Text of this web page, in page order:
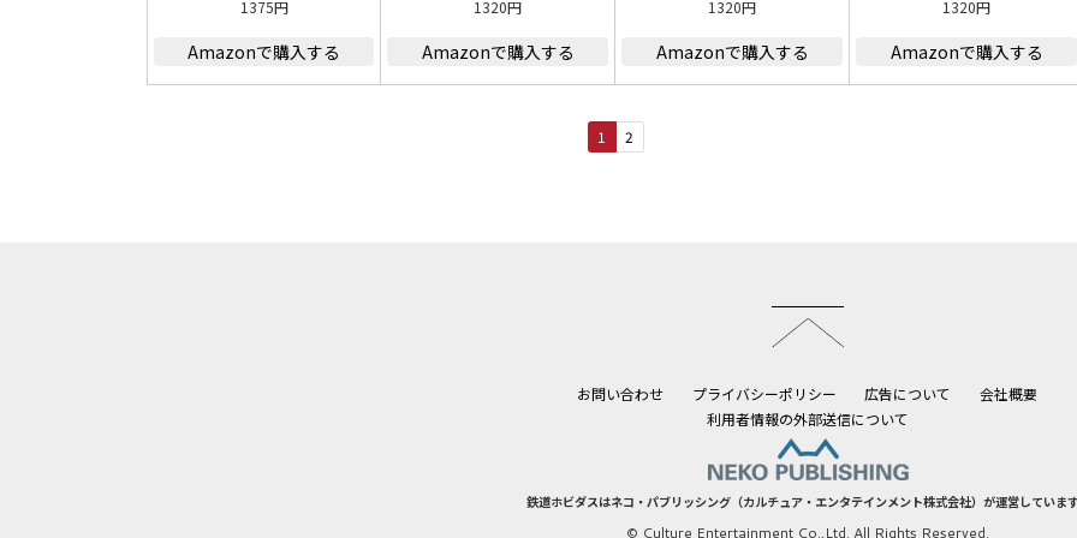
1375円
Amazonで購入する
1320円
Amazonで購入する
1320円
Amazonで購入する
1320円
Amazonで購入する
1 2
お問い合わせ プライバシーポリシー 広告について
会社概要
利用者情報の外部送信について
鉄道ホビダスはネコ・パブリッシング（カルチュア・エンタテインメント株式会社）が運営していま
© Culture Entertainment Co.,Ltd. All Rights Reserved.